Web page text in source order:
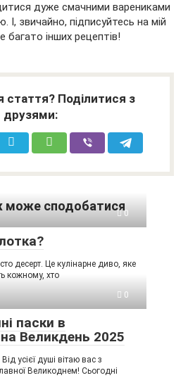
дуже смачними варениками
звичайно, підписуйтесь на мій
інших рецептів!
стаття? Поділитися з
друзями:
може сподобатися0
десерт. Це кулінарне диво, яке
кожному, хто
0
паски в
Великдень 2025
усієї душі вітаю вас з
Великоднем! Сьогодні